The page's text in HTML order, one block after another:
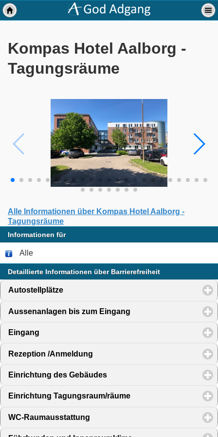
Kompas Hotel Aalborg -
Tagungsräume
Alle Informationen über Kompas Hotel Aalborg -
Tagungsräume
Informationen für
Alle
Detaillierte Informationen über Barrierefreiheit
Autostellplätze
Aussenanlagen bis zum Eingang click to expand
Eingang
Rezeption /Anmeldung
Einrichtung des Gebäudes
Einrichtung Tagungsraum/räume click to expand
WC-Raumausstattung